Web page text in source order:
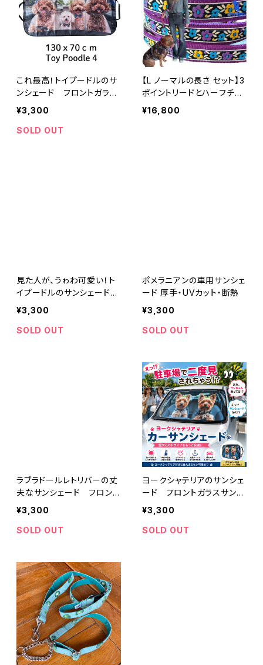
これ最高！トイプードルのサ
ンシェード フロントガラス
サンシェード トイプー
¥3,300
SOLD OUT
【L ノーマルの長さ セット】3
ポイントリードとハーフチョ
ークカラーのセット ブルー
フラワー柄 大型犬用 浜名
¥16,800
見た人が、うゎわ可愛い！ト
イプードルのサンシェード
フロントガラスサンシェード
¥3,300
SOLD OUT
ポメラニアンの車用サンシェ
ード 厚手・UVカット・断熱
¥3,300
SOLD OUT
ラブラドールレトリバーの丈
夫なサンシェード フロント
ガラスサンシェード
¥3,300
SOLD OUT
ヨークシャテリアのサンシェ
ード フロントガラスサンシ
ェード
¥3,300
SOLD OUT